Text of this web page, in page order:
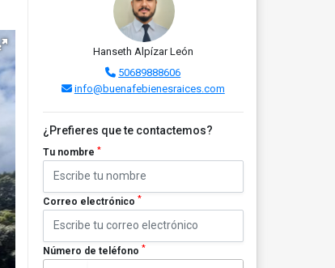
Hanseth Alpízar León
50689888606
info@buenafebienesraices.com
¿Prefieres que te contactemos?
Tu nombre *
Correo electrónico *
Número de teléfono *